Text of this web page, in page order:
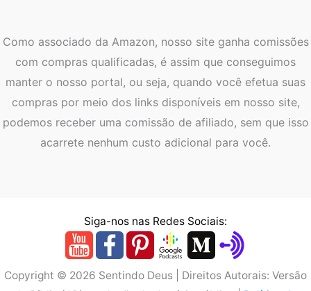
Como associado da Amazon, nosso site ganha comissões
com compras qualificadas, é assim que conseguimos
manter o nosso portal, ou seja, quando você efetua suas
compras por meio dos links disponíveis em nosso site,
podemos receber uma comissão de afiliado, sem que isso
acarrete nenhum custo adicional para você.
Siga-nos nas Redes Sociais:
Copyright © 2026 Sentindo Deus | Direitos Autorais: Versão